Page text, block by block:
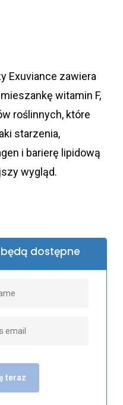
zł.
Exuviance zawiera
witamin F,
roślinnych, które
starzenia,
i barierę lipidową
wygląd.
dostępne
teraz